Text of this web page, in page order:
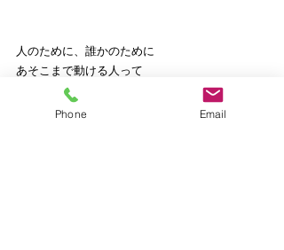
人のために、誰かのために
あそこまで動ける人って
尊敬しますし、とっても素敵だと
思います。Phone Email